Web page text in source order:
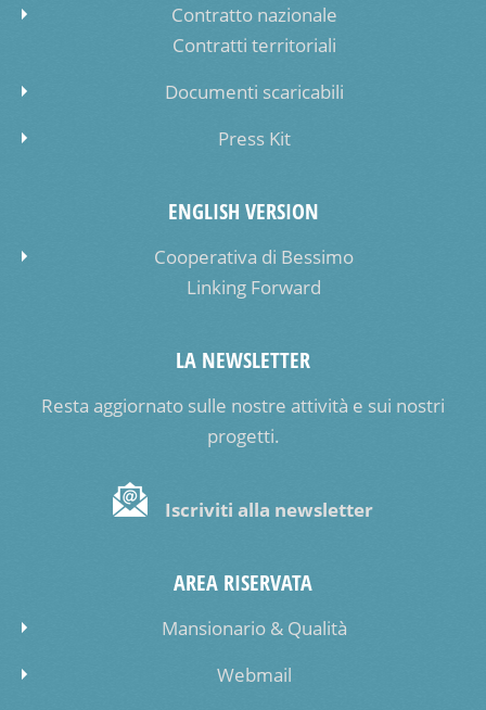
Contratto nazionale
Contratti territoriali
Documenti scaricabili
Press Kit
ENGLISH VERSION
Cooperativa di Bessimo
Linking Forward
LA NEWSLETTER
Resta aggiornato sulle nostre attività e sui nostri
progetti.
Iscriviti alla newsletter
AREA RISERVATA
Mansionario & Qualità
Webmail